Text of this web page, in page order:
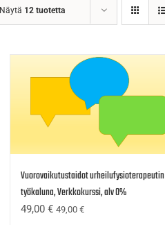
Näytä 12 tuotetta
Vuorovaikutustaidot urheilufysioterapeutin
työkaluna, Verkkokurssi, alv 0%
49,00 € 49,00 €